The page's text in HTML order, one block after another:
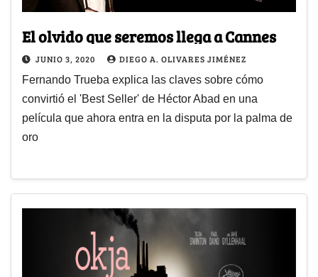
El olvido que seremos llega a Cannes
JUNIO 3, 2020 DIEGO A. OLIVARES JIMÉNEZ
Fernando Trueba explica las claves sobre cómo
convirtió el 'Best Seller' de Héctor Abad en una
película que ahora entra en la disputa por la palma de
oro